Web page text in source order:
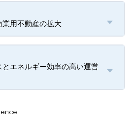
用不動産の拡大
エネルギー効率の高い運営